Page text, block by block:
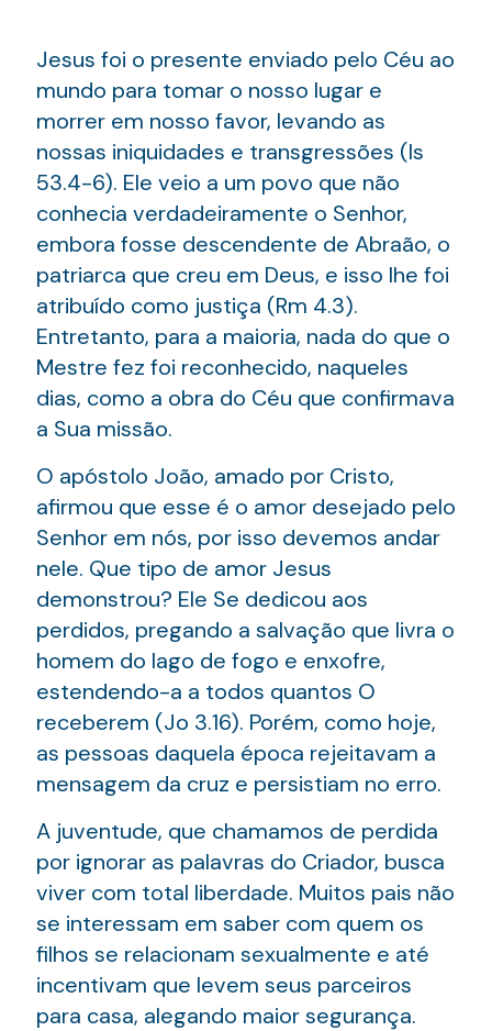
Jesus foi o presente enviado pelo Céu ao
mundo para tomar o nosso lugar e
morrer em nosso favor, levando as
nossas iniquidades e transgressões (Is
53.4-6). Ele veio a um povo que não
conhecia verdadeiramente o Senhor,
embora fosse descendente de Abraão, o
patriarca que creu em Deus, e isso lhe foi
atribuído como justiça (Rm 4.3).
Entretanto, para a maioria, nada do que o
Mestre fez foi reconhecido, naqueles
dias, como a obra do Céu que confirmava
a Sua missão.
O apóstolo João, amado por Cristo,
afirmou que esse é o amor desejado pelo
Senhor em nós, por isso devemos andar
nele. Que tipo de amor Jesus
demonstrou? Ele Se dedicou aos
perdidos, pregando a salvação que livra o
homem do lago de fogo e enxofre,
estendendo-a a todos quantos O
receberem (Jo 3.16). Porém, como hoje,
as pessoas daquela época rejeitavam a
mensagem da cruz e persistiam no erro.
A juventude, que chamamos de perdida
por ignorar as palavras do Criador, busca
viver com total liberdade. Muitos pais não
se interessam em saber com quem os
filhos se relacionam sexualmente e até
incentivam que levem seus parceiros
para casa, alegando maior segurança.